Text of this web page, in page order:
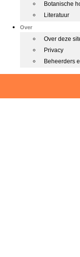
Botanische
Literatuur
Over
Over deze
Privacy
Beheerders